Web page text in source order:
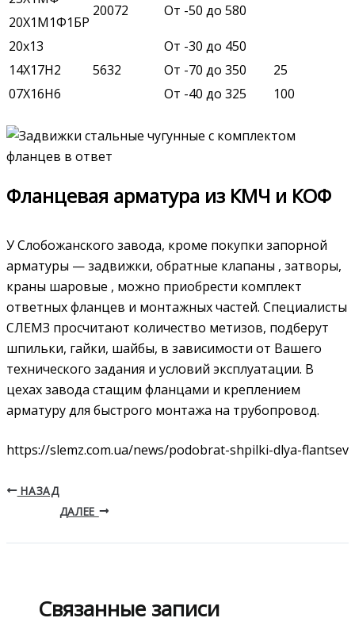
20072 От -50 до 580
20Х1М1Ф1БР
20х13
5632
От -30 до 450
14Х17Н2
От -70 до 350
25
07Х16Н6
От -40 до 325 100
Фланцевая арматура из КМЧ и КОФ
У Слобожанского завода, кроме покупки запорной
арматуры — задвижки, обратные клапаны , затворы,
краны шаровые , можно приобрести комплект
ответных фланцев и монтажных частей. Специалисты
СЛЕМЗ просчитают количество метизов, подберут
шпильки, гайки, шайбы, в зависимости от Вашего
технического задания и условий эксплуатации. В
цехах завода стащим фланцами и креплением
арматуру для быстрого монтажа на трубопровод.
https://slemz.com.ua/news/podobrat-shpilki-dlya-flantsev
НАЗАД
ДАЛЕЕ
Связанные записи